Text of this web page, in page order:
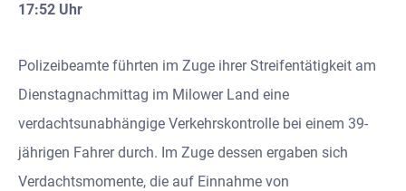
17:52 Uhr
Polizeibeamte führten im Zuge ihrer Streifentätigkeit am
Dienstagnachmittag im Milower Land eine
verdachtsunabhängige Verkehrskontrolle bei einem 39-
jährigen Fahrer durch. Im Zuge dessen ergaben sich
Verdachtsmomente, die auf Einnahme von